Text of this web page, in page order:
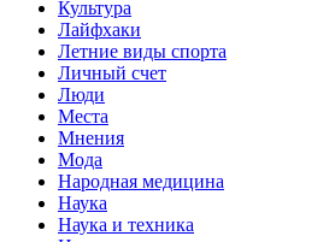
Культура
Лайфхаки
Летние виды спорта
Личный счет
Люди
Места
Мнения
Мода
Народная медицина
Наука
Наука и техника